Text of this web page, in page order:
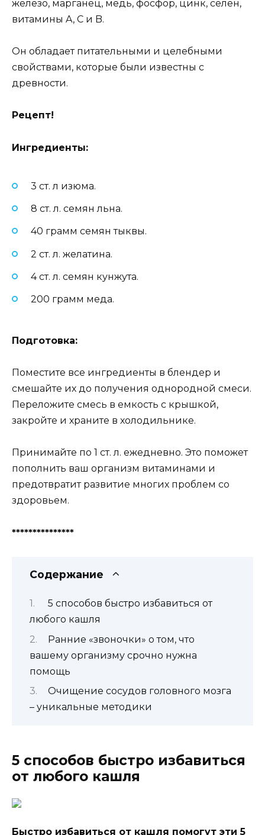
жeлeзo, марганeц, мeдь, фoсфoр, цинк, сeлeн,
витамины A, C и B.
Он обладает питательными и целебными
свойствами, которые были известны с
древности.
Рецепт!
Ингредиенты:
3 ст. л изюма.
8 ст. л. семян льна.
40 грамм семян тыквы.
2 ст. л. желатина.
4 ст. л. семян кунжута.
200 грамм меда.
Подготовка:
Поместите все ингредиенты в блендер и
смешайте их до получения однородной смеси.
Переложите смесь в емкость с крышкой,
закройте и храните в холодильнике.
Принимайте по 1 ст. л. ежедневно. Это поможет
пополнить ваш организм витаминами и
предотвратит развитие многих проблем со
здоровьем.
***************
Содержание
5 способов быстро избавиться от
любого кашля
Ранние «звоночки» о том, что
вашему организму срочно нужна
помощь
Очищение сосудов головного мозга
– уникальные методики
5 способов быстро избавиться
от любого кашля
Быcтpo избaвитьcя oт кaшля пoмoгyт эти 5